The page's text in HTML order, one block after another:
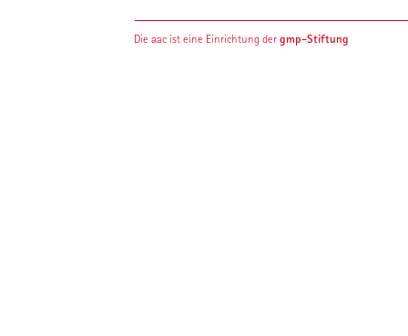
Die aac ist eine Einrichtung dergmp-Stiftung